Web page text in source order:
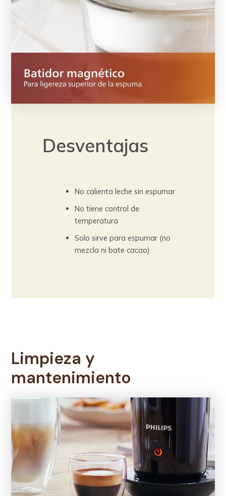
Desventajas
No calienta leche sin espumar
No tiene control de
temperatura
Solo sirve para espumar (no
mezcla ni bate cacao)
Limpieza y
mantenimiento